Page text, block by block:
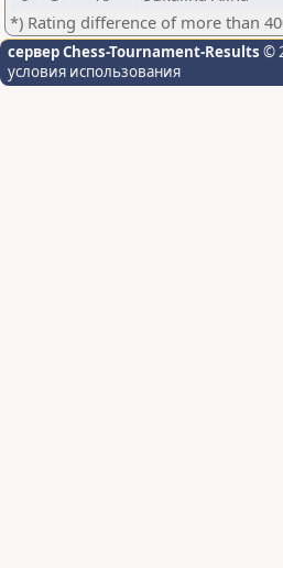
*) Rating difference of more than
сервер Chess-Tournament-Results ©
условия использования